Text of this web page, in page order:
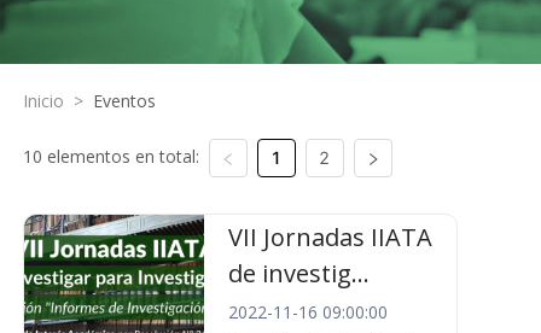
Inicio > Eventos
10 elementos en total: 1 2
VII Jornadas IIATA
de investig...
2022-11-16 09:00:00